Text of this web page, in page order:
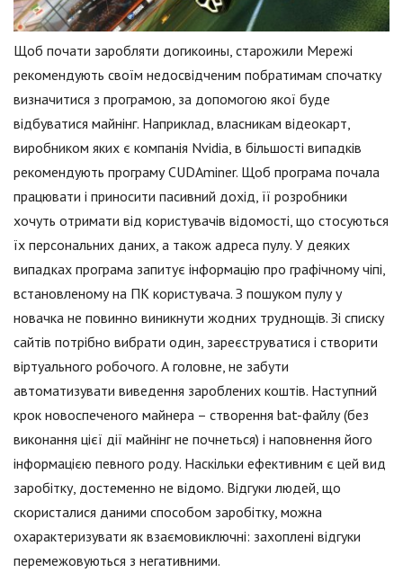
Щоб почати заробляти догикоины, старожили Мережі
рекомендують своїм недосвідченим побратимам спочатку
визначитися з програмою, за допомогою якої буде
відбуватися майнінг. Наприклад, власникам відеокарт,
виробником яких є компанія Nvidia, в більшості випадків
рекомендують програму CUDAminer. Щоб програма почала
працювати і приносити пасивний дохід, її розробники
хочуть отримати від користувачів відомості, що стосуються
їх персональних даних, а також адреса пулу. У деяких
випадках програма запитує інформацію про графічному чіпі,
встановленому на ПК користувача. З пошуком пулу у
новачка не повинно виникнути жодних труднощів. Зі списку
сайтів потрібно вибрати один, зареєструватися і створити
віртуального робочого. А головне, не забути
автоматизувати виведення зароблених коштів. Наступний
крок новоспеченого майнера – створення bat-файлу (без
виконання цієї дії майнінг не почнеться) і наповнення його
інформацією певного роду. Наскільки ефективним є цей вид
заробітку, достеменно не відомо. Відгуки людей, що
скористалися даними способом заробітку, можна
охарактеризувати як взаємовиключні: захоплені відгуки
перемежовуються з негативними.